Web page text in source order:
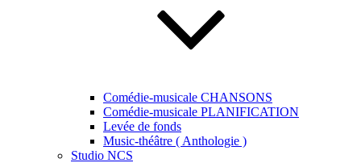
Comédie-musicale CHANSONS
Comédie-musicale PLANIFICATION
Levée de fonds
Music-théâtre ( Anthologie )
Studio NCS